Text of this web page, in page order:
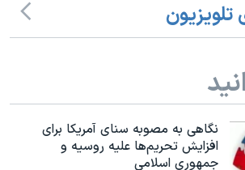
تلویزیون
نگاهی به مصوبه سنای آمریکا برای
افزایش تحریم‌ها علیه روسیه و
جمهوری اسلامی